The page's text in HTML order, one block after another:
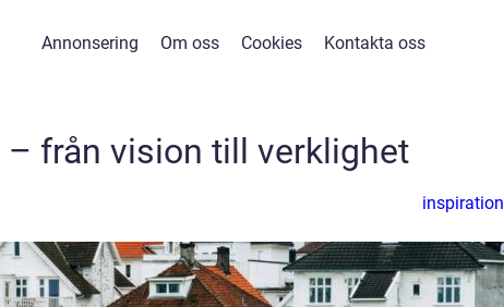
Annonsering Om oss Cookies Kontakta oss
– från vision till verklighet
inspiration